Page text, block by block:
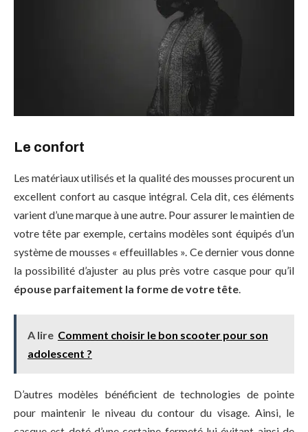
Le confort
Les matériaux utilisés et la qualité des mousses procurent un
excellent confort au casque intégral. Cela dit, ces éléments
varient d’une marque à une autre. Pour assurer le maintien de
votre tête par exemple, certains modèles sont équipés d’un
système de mousses « effeuillables ». Ce dernier vous donne
la possibilité d’ajuster au plus près votre casque pour qu’il
épouse parfaitement la forme de votre tête
A lire Comment choisir le bon scooter pour son
adolescent ?
D’autres modèles bénéficient de technologies de pointe
pour maintenir le niveau du contour du visage. Ainsi, le